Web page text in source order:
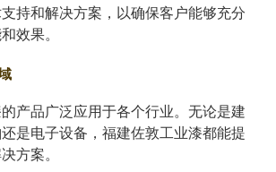
持和解决方案，以确保客户能够充分
效果。
产品广泛应用于各个行业。无论是建
是电子设备，福建佐敦工业漆都能提
方案。